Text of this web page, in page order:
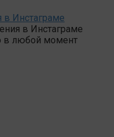
в Инстаграме
в Инстаграме
в любой момент